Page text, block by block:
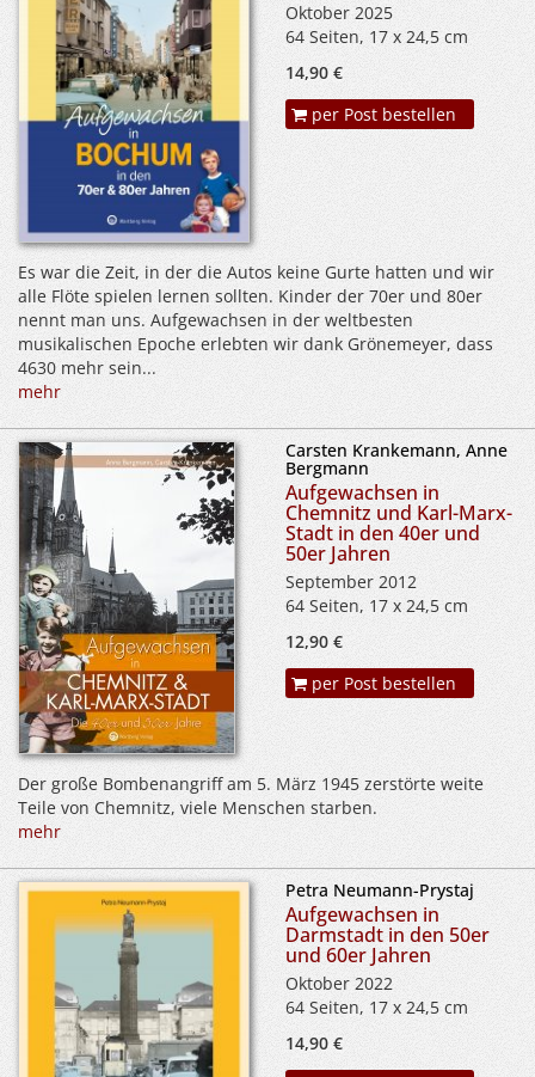
Oktober 2025
64 Seiten, 17 x 24,5 cm
14,90 €
per Post bestellen
Es war die Zeit, in der die Autos keine Gurte hatten und wir
alle Flöte spielen lernen sollten. Kinder der 70er und 80er
nennt man uns. Aufgewachsen in der weltbesten
musikalischen Epoche erlebten wir dank Grönemeyer, dass
4630 mehr sein...
mehr
Carsten Krankemann, Anne
Bergmann
Aufgewachsen in
Chemnitz und Karl-Marx-
Stadt in den 40er und
50er Jahren
September 2012
64 Seiten, 17 x 24,5 cm
12,90 €
per Post bestellen
Der große Bombenangriff am 5. März 1945 zerstörte weite
Teile von Chemnitz, viele Menschen starben.
mehr
Petra Neumann-Prystaj
Aufgewachsen in
Darmstadt in den 50er
und 60er Jahren
Oktober 2022
64 Seiten, 17 x 24,5 cm
14,90 €